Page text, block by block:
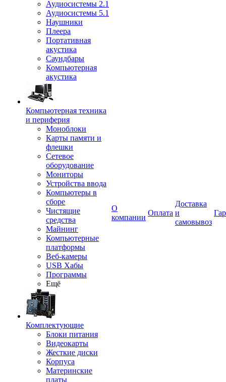
Аудиосистемы 2.1
Аудиосистемы 5.1
Наушники
Плеера
Портативная
акустика
Саундбары
Компьютерная
акустика
Компьютерная техника
и периферия
Моноблоки
Карты памяти и
флешки
Сетевое
оборудование
Мониторы
Устройства ввода
Компьютеры в
сборе
Чистящие
средства
Майнинг
Компьютерные
платформы
Веб-камеры
USB Хабы
Программы
Ещё
Комплектующие
Блоки питания
Видеокарты
Жесткие диски
Корпуса
Материнские
платы
О
компании
Оплата
Доставка
и
самовывоз